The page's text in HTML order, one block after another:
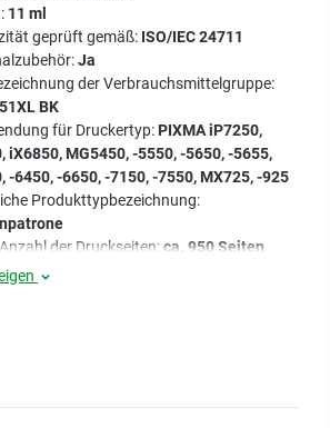
11 ml
geprüft gemäß: ISO/IEC 24711
Ja
der Verbrauchsmittelgruppe:
BK
für Druckertyp:PIXMA iP7250,
iX6850, MG5450, -5550, -5650, -5655,
-6450, -6650, -7150, -7550, MX725, -925
Produkttypbezeichnung:
der Druckseiten:ca. 950 Seiten